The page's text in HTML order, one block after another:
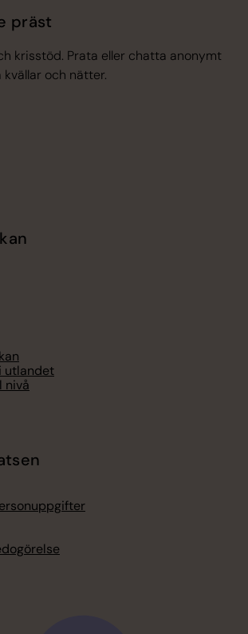
präst
krisstöd. Prata eller chatta anonymt
och nätter.
utlandet
nivå